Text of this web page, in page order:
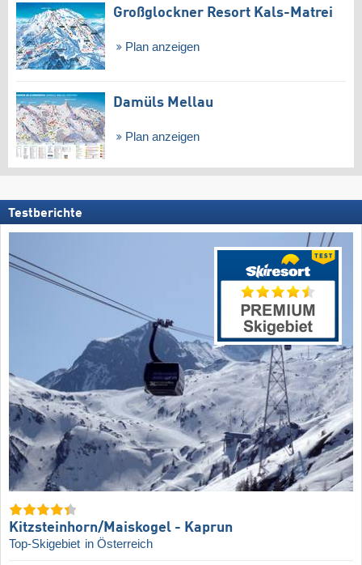
Großglockner Resort Kals-Matrei
Plan anzeigen
Damüls Mellau
Plan anzeigen
Testberichte
Kitzsteinhorn/​Maiskogel - Kaprun
Top-Skigebiet in Österreich